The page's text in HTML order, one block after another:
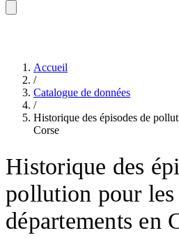
Accueil
/
Catalogue de données
/
Historique des épisodes de
Corse
Historique des
pollution pour les
départements en